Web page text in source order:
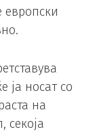
ја носат со
на
секоја